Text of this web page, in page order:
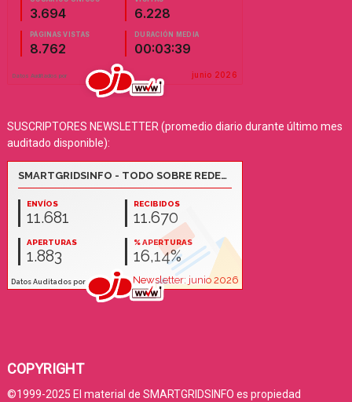
SUSCRIPTORES NEWSLETTER (promedio diario durante último mes
auditado disponible):
COPYRIGHT
©1999-2025 El material de SMARTGRIDSINFO es propiedad